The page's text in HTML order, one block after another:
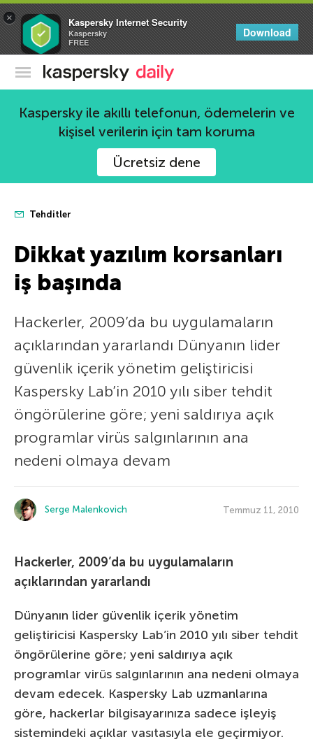
× Kaspersky Internet Security
Kaspersky
FREE
Download
Kaspersky Resmi Blogu
Kaspersky ile akıllı telefonun, ödemelerin ve
kişisel verilerin için tam koruma
Ücretsiz dene
Tehditler
Dikkat yazılım korsanları
iş başında
Hackerler, 2009’da bu uygulamaların
açıklarından yararlandı Dünyanın lider
güvenlik içerik yönetim geliştiricisi
Kaspersky Lab’in 2010 yılı siber tehdit
öngörülerine göre; yeni saldırıya açık
programlar virüs salgınlarının ana
nedeni olmaya devam
Serge Malenkovich Temmuz 11, 2010
Hackerler, 2009’da bu uygulamaların
açıklarından yararlandı
Dünyanın lider güvenlik içerik yönetim
geliştiricisi Kaspersky Lab’in 2010 yılı siber tehdit
öngörülerine göre; yeni saldırıya açık
programlar virüs salgınlarının ana nedeni olmaya
devam edecek. Kaspersky Lab uzmanlarına
göre, hackerlar bilgisayarınıza sadece işleyiş
sistemindeki açıklar vasıtasıyla ele geçirmiyor.